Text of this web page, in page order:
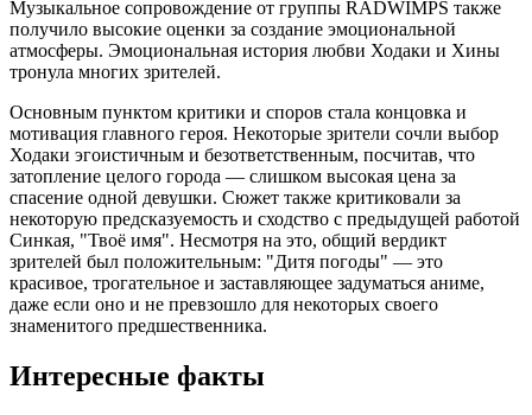
Музыкальное сопровождение от группы RADWIMPS также
получило высокие оценки за создание эмоциональной
атмосферы. Эмоциональная история любви Ходаки и Хины
тронула многих зрителей.
Основным пунктом критики и споров стала концовка и
мотивация главного героя. Некоторые зрители сочли выбор
Ходаки эгоистичным и безответственным, посчитав, что
затопление целого города — слишком высокая цена за
спасение одной девушки. Сюжет также критиковали за
некоторую предсказуемость и сходство с предыдущей работой
Синкая, "Твоё имя". Несмотря на это, общий вердикт
зрителей был положительным: "Дитя погоды" — это
красивое, трогательное и заставляющее задуматься аниме,
даже если оно и не превзошло для некоторых своего
знаменитого предшественника.
Интересные факты